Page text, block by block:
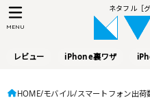
ネタフル［
レビュー iPhone裏ワザ
MENU
HOME モバイル スマートフォン出荷